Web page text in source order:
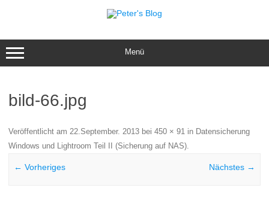
Menü
bild-66.jpg
Veröffentlicht am 22.September. 2013 bei 450 × 91 in Datensicherung
Windows und Lightroom Teil II (Sicherung auf NAS).
← Vorheriges Nächstes →